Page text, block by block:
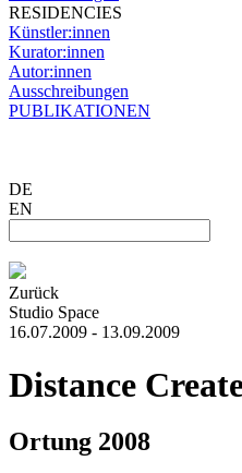
RESIDENCIES
Künstler:innen
Kurator:innen
Autor:innen
Ausschreibungen
PUBLIKATIONEN
DE
EN
Zurück
Studio Space
16.07.2009 - 13.09.2009
Distance
Ortung 2008